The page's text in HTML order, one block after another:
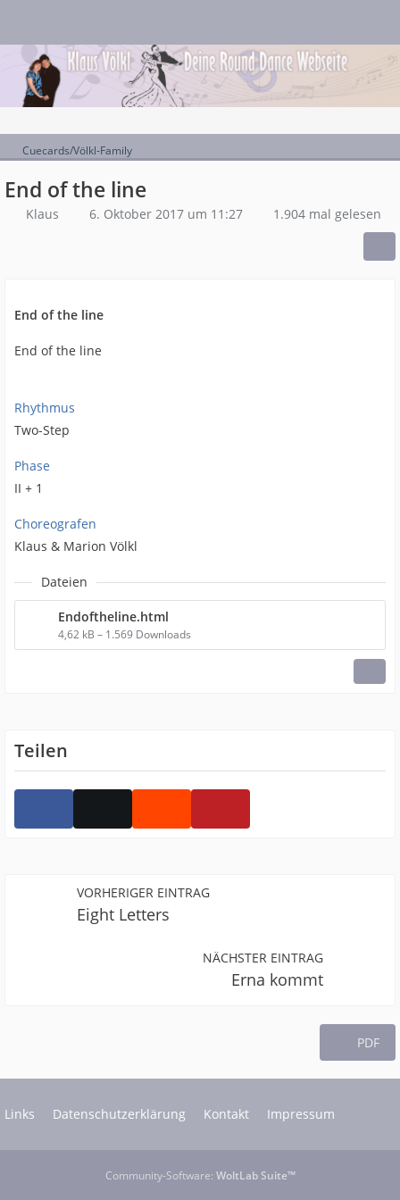
Cuecards/Völkl-Family
End of the line
Klaus 6. Oktober 2017 um 11:27 1.904 mal gelesen
End of the line
End of the line
Rhythmus
Two-Step
Phase
II + 1
Choreografen
Klaus & Marion Völkl
Dateien
Endoftheline.html
4,62 kB – 1.569 Downloads
Teilen
VORHERIGER EINTRAG
Eight Letters
NÄCHSTER EINTRAG
Erna kommt
PDF
Links Datenschutzerklärung Kontakt Impressum
Community-Software: WoltLab Suite™